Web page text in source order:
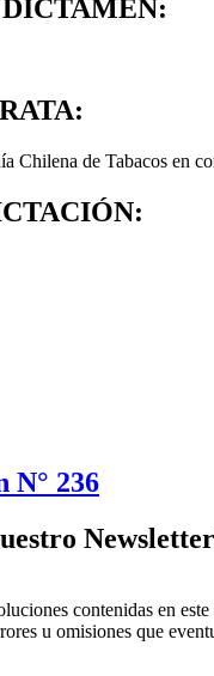
Chilena de Tabacos en
N° 236
contenidas en
u omisiones que